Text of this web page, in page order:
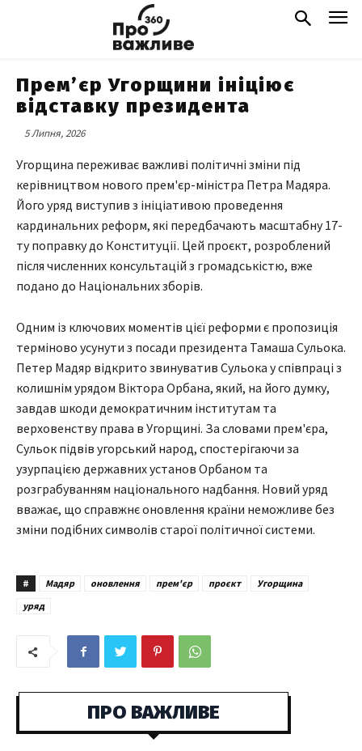
Прем’єр Угорщини ініціює
відставку президента
5 Липня, 2026
Угорщина переживає важливі політичні зміни під
керівництвом нового прем'єр-міністра Петра Мадяра.
Його уряд виступив з ініціативою проведення
кардинальних реформ, які передбачають масштабну 17-
ту поправку до Конституції. Цей проєкт, розроблений
після численних консультацій з громадськістю, вже
подано до Національних зборів.
Одним із ключових моментів цієї реформи є пропозиція
терміново усунути з посади президента Тамаша Сульока.
Петер Мадяр відкрито звинуватив Сульока у співпраці з
колишнім урядом Віктора Орбана, який, на його думку,
завдав шкоди демократичним інститутам та
верховенству права в Угорщині. За словами прем'єра,
Сульок підвів угорський народ, спостерігаючи за
узурпацією державних установ Орбаном та
розграбуванням національного надбання. Новий уряд
вважає, що справжнє оновлення країни неможливе без
зміни подібних символів старої політичної системи.
# Мадяр оновлення прем'єр проєкт
Угорщина
уряд
ПРО ВАЖЛИВЕ